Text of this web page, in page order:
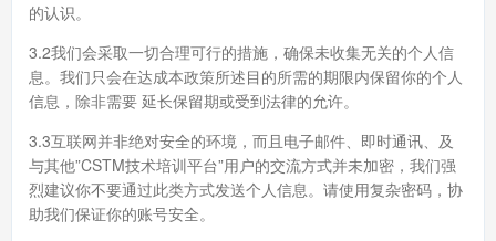
的认识。
3.2我们会采取一切合理可行的措施，确保未收集无关的个人信
息。我们只会在达成本政策所述目的所需的期限内保留你的个人
信息，除非需要 延长保留期或受到法律的允许。
3.3互联网并非绝对安全的环境，而且电子邮件、即时通讯、及
与其他”CSTM技术培训平台”用户的交流方式并未加密，我们强
烈建议你不要通过此类方式发送个人信息。请使用复杂密码，协
助我们保证你的账号安全。